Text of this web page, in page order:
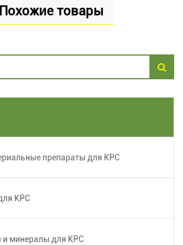
Похожие товары
препараты для КРС
КРС
и минералы для КРС